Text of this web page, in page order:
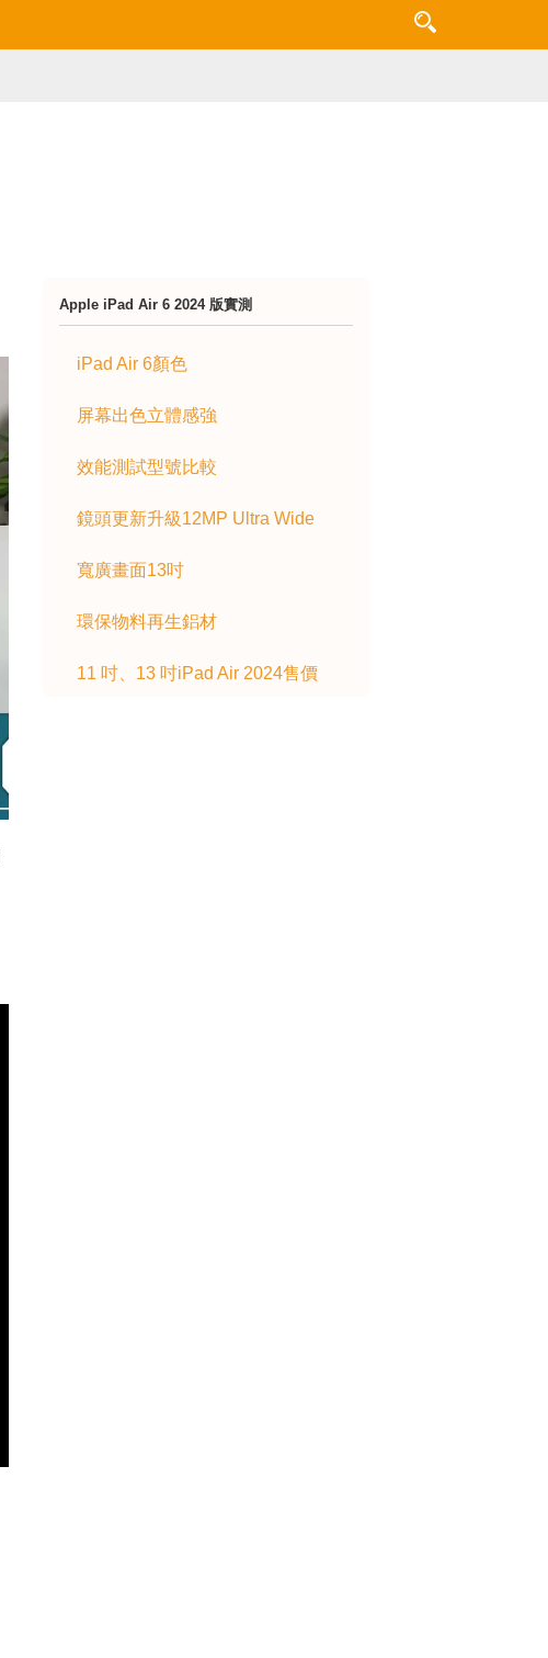
Apple iPad Air 6 2024 版實測
iPad Air 6顏色
屏幕出色立體感強
效能測試型號比較
鏡頭更新升級12MP Ultra Wide
寬廣畫面13吋
環保物料再生鋁材
11 吋、13 吋iPad Air 2024售價